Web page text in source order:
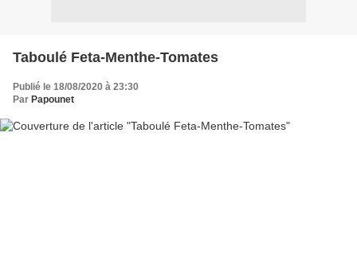
Taboulé Feta-Menthe-Tomates
Publié le 18/08/2020 à 23:30
Par Papounet